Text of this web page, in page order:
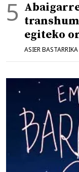
egiteko
ASIER